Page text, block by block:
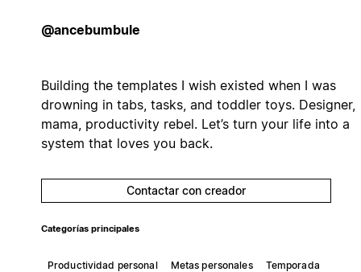
@ancebumbule
Building the templates I wish existed when I was
drowning in tabs, tasks, and toddler toys. Designer,
mama, productivity rebel. Let’s turn your life into a
system that loves you back.
Contactar con creador
Categorías principales
Productividad personal Metas personales Temporada